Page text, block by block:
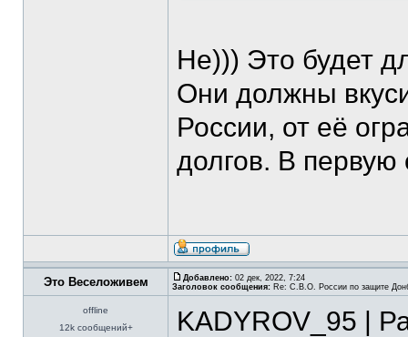
Не))) Это будет
Они должны
России, от её
долгов. В первую
Это Веселоживем Добавлено: 02 дек, 2022, 7:24
Заголовок сообщения: Re: С.В.О. России по защите
offline
12k сообщений+
KADYROV_95 |